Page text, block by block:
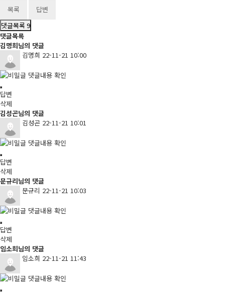
목록
답변
댓글목록 9
댓글목록
김명희님의 댓글
김명희 22-11-21 10:00
댓글내용 확인
답변
삭제
김성곤님의 댓글
김성곤 22-11-21 10:01
댓글내용 확인
답변
삭제
문규리님의 댓글
문규리 22-11-21 10:03
댓글내용 확인
답변
삭제
임소희님의 댓글
임소희 22-11-21 11:43
댓글내용 확인